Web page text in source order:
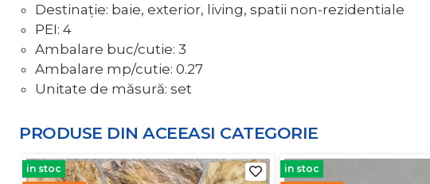
Destinație: baie, exterior, living, spatii non-rezidentiale
PEI: 4
Ambalare buc/cutie: 3
Ambalare mp/cutie: 0.27
Unitate de măsură: set
PRODUSE DIN ACEEASI CATEGORIE
in stoc
in stoc